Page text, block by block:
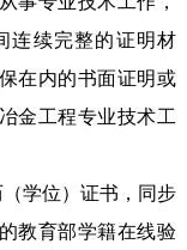
连续完整的证明材
在内的书面证明或
金工程专业技术工
学位）证书，同步
教育部学籍在线验